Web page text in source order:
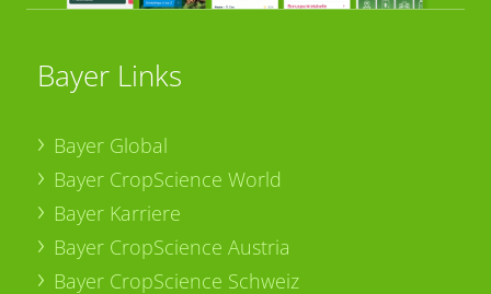
Bayer Links
Bayer Global
Bayer CropScience World
Bayer Karriere
Bayer CropScience Austria
Bayer CropScience Schweiz